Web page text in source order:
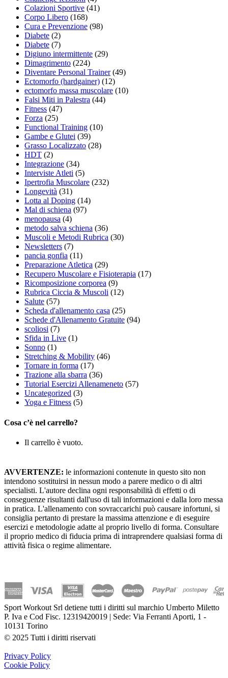
Colazioni Sportive (41)
Corpo Libero (168)
Cura e Prevenzione (98)
Diabete (2)
Diabete (7)
Digiuno intermittente (29)
Dimagrimento (224)
Diventare Personal Trainer(49)
Ectomorfo (hardgainer) (12)
ectomorfo massa muscolare (10)
Falsi Miti in Palestra (44)
Fitness (47)
Forza (25)
Functional Training (10)
Gambe e Glutei (39)
Grasso Localizzato (28)
HDT (2)
Integrazione (34)
Interviste Atleti (5)
Ipertrofia Muscolare (232)
Longevità (31)
Lotta al Doping (14)
Mal di schiena (97)
menopausa (4)
metodo salva schiena (36)
Muscoli e Metodi Rubrica (30)
Newsletters (7)
pancia gonfia (11)
Preparazione Atletica (29)
Recupero Muscolare e Fisioterapia (17)
Ricomposizione corporea (9)
Rubrica Ciccia & Muscoli (12)
Salute (57)
Scheda d'allenamento casa (25)
Schede d'Allenamento Gratuite (94)
scoliosi (7)
Sfida in Live (1)
Sonno (1)
Stretching & Mobility (46)
Tornare in forma (17)
Trazione alla sbarra (36)
Tutorial Esercizi Allenameneto (57)
Uncategorized (3)
Yoga e Fitness (5)
Cosa c’è nel carrello?
Il carrello è vuoto.
AVVERTENZE: le informazioni contenute in questo sito non
intendono sostituirsi in nessun modo a parere medico o di altri
specialisti. L'autore declina ogni responsabilità di effetti o di
conseguenze risultanti dall'uso di tali informazioni e dalla loro messa
in pratica. L'allenamento con sovraccarichi può causare infortuni, si
consiglia pertanto di prestare la massima attenzione e di eseguire
esercizi e metodologie adatte al proprio livello di forma. Consultare
il proprio medico di fiducia prima di intraprendere qualsiasi forma di
attività fisica o regime alimentare.
Sport Workout Srl detiene tutti i diritti sul marchio Umberto Miletto
P. Iva e Cod Fisc. 12319420019 | Sede: Via Ferranti Aporti, 1 -
10131 Torino
© 2025 Tutti i diritti riservati
Privacy Policy
Cookie Policy